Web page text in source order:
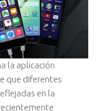
la aplicación
que diferentes
en la